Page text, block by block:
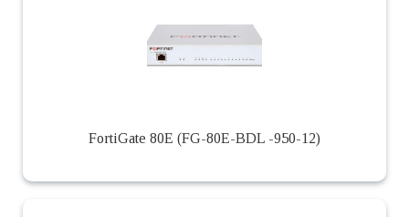
FortiGate 80E (FG-80E-BDL -950-12)